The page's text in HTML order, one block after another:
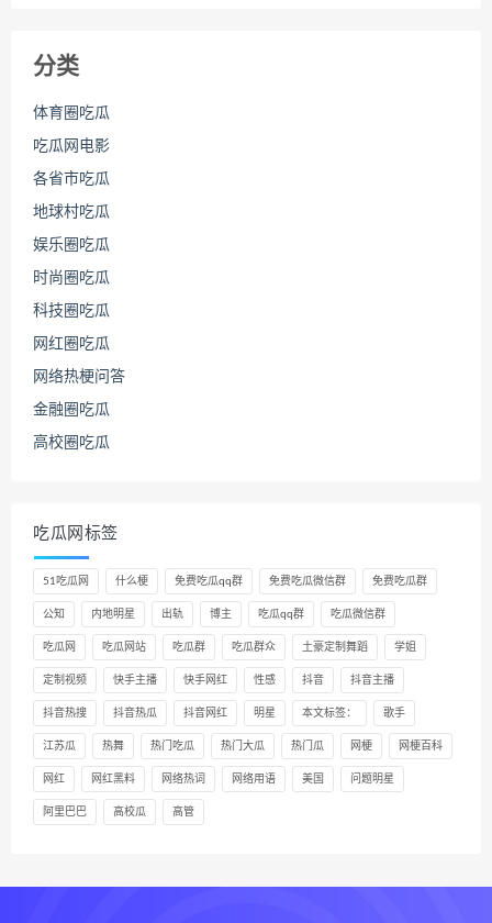
分类
体育圈吃瓜
吃瓜网电影
各省市吃瓜
地球村吃瓜
娱乐圈吃瓜
时尚圈吃瓜
科技圈吃瓜
网红圈吃瓜
网络热梗问答
金融圈吃瓜
高校圈吃瓜
吃瓜网标签
51吃瓜网 什么梗 免费吃瓜qq群 免费吃瓜微信群 免费吃瓜群
公知 内地明星 出轨 博主 吃瓜qq群 吃瓜微信群
吃瓜网 吃瓜网站 吃瓜群 吃瓜群众 土豪定制舞蹈 学姐
定制视频 快手主播 快手网红 性感 抖音 抖音主播
抖音热搜 抖音热瓜 抖音网红 明星 本文标签： 歌手
江苏瓜 热舞 热门吃瓜 热门大瓜 热门瓜 网梗 网梗百科
网红 网红黑料 网络热词 网络用语 美国 问题明星
阿里巴巴 高校瓜 高管